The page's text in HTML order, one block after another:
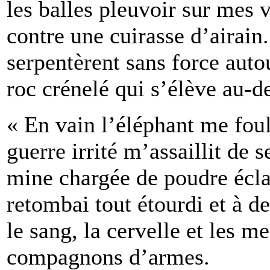
les balles pleuvoir sur mes
contre une cuirasse
serpentèrent sans force
roc crénelé qui s’élève au-
« En vain l’éléphant me
guerre irrité m’assaillit de
mine chargée de poudre
retombai tout étourdi et à
le sang, la cervelle et les
compagnons d’armes.